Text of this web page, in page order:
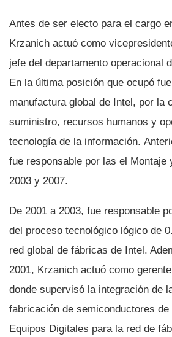
Antes de ser electo para el cargo
Krzanich actuó como
jefe del departamento operacional
En la última posición que ocupó
manufactura global de Intel, por la
suministro, recursos humanos y
tecnologí­a de la información.
fue responsable por las el Montaje
2003 y 2007.
De 2001 a 2003, fue responsable
del proceso tecnológico lógico de
red global de fábricas de Intel.
2001, Krzanich actuó como
donde supervisó la integración de
fabricación de semiconductores
Equipos Digitales para la red de